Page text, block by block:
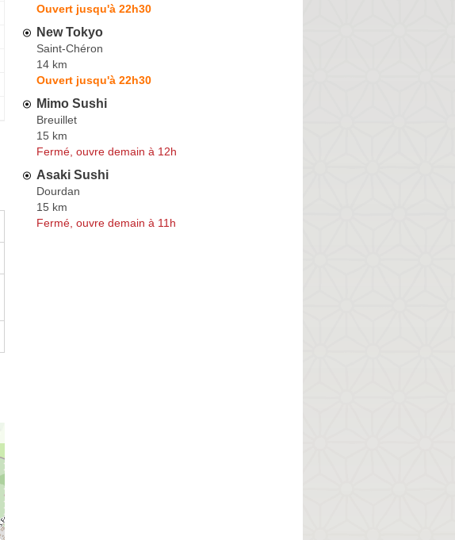
Ouvert jusqu'à 22h30
New Tokyo
Saint-Chéron
14 km
Ouvert jusqu'à 22h30
Mimo Sushi
Breuillet
15 km
Fermé, ouvre demain à 12h
Asaki Sushi
Dourdan
15 km
Fermé, ouvre demain à 11h